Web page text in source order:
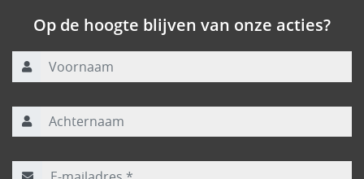
Op de hoogte blijven van onze acties?